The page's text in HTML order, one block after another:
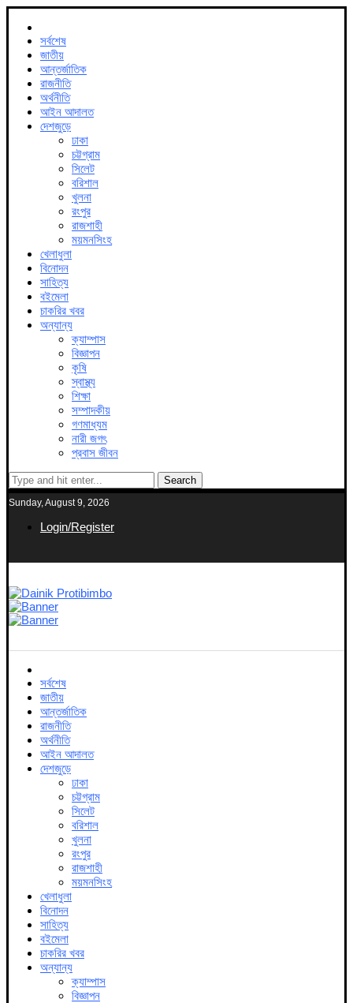
সর্বশেষ
জাতীয়
আন্তর্জাতিক
রাজনীতি
অর্থনীতি
আইন আদালত
দেশজুড়ে
ঢাকা
চট্টগ্রাম
সিলেট
বরিশাল
খুলনা
রংপুর
রাজশাহী
ময়মনসিংহ
খেলাধুলা
বিনোদন
সাহিত্য
বইমেলা
চাকরির খবর
অন্যান্য
ক্যাম্পাস
বিজ্ঞাপন
কৃষি
স্বাস্থ্য
শিক্ষা
সম্পাদকীয়
গণমাধ্যম
নারী জগৎ
প্রবাস জীবন
Search
Sunday, August 9, 2026
Login/Register
সর্বশেষ
জাতীয়
আন্তর্জাতিক
রাজনীতি
অর্থনীতি
আইন আদালত
দেশজুড়ে
ঢাকা
চট্টগ্রাম
সিলেট
বরিশাল
খুলনা
রংপুর
রাজশাহী
ময়মনসিংহ
খেলাধুলা
বিনোদন
সাহিত্য
বইমেলা
চাকরির খবর
অন্যান্য
ক্যাম্পাস
বিজ্ঞাপন